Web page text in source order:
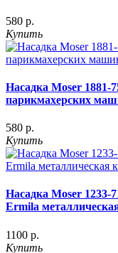
580 р.
Купить
Насадка Moser 1881-
парикмахерских
580 р.
Купить
Насадка Moser
Ermila
1100 р.
Купить